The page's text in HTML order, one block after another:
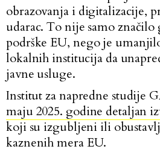
obrazovanja i digitalizacije,
udarac. To nije samo
podrške EU, nego je
lokalnih institucija da
javne usluge.
Institut za napredne studije
maju 2025. godine detaljan
koji su izgubljeni ili
kaznenih mera EU.